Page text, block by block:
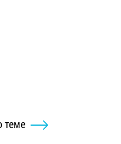
теме